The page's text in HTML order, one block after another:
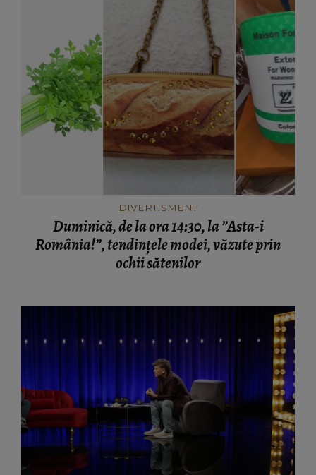
DIVERTISMENT
Duminică, de la ora 14:30, la ”Asta-i
România!”, tendințele modei, văzute prin
ochii sătenilor